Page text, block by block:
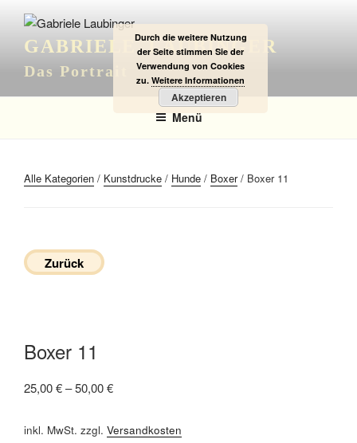
Inhalt
springenGABRIELE LAUBINGER
Das Portrait
Menü
Alle Kategorien / Kunstdrucke / Hunde / Boxer/ Boxer 11
Zurück
Boxer 11
25,00€–50,00€
inkl. MwSt. zzgl. Versandkosten
Durch die weitere Nutzung
der Seite stimmen Sie der
Verwendung von Cookies
zu. Weitere Informationen
Akzeptieren